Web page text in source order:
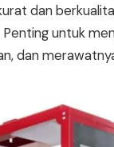
dan
Penting untuk
dan